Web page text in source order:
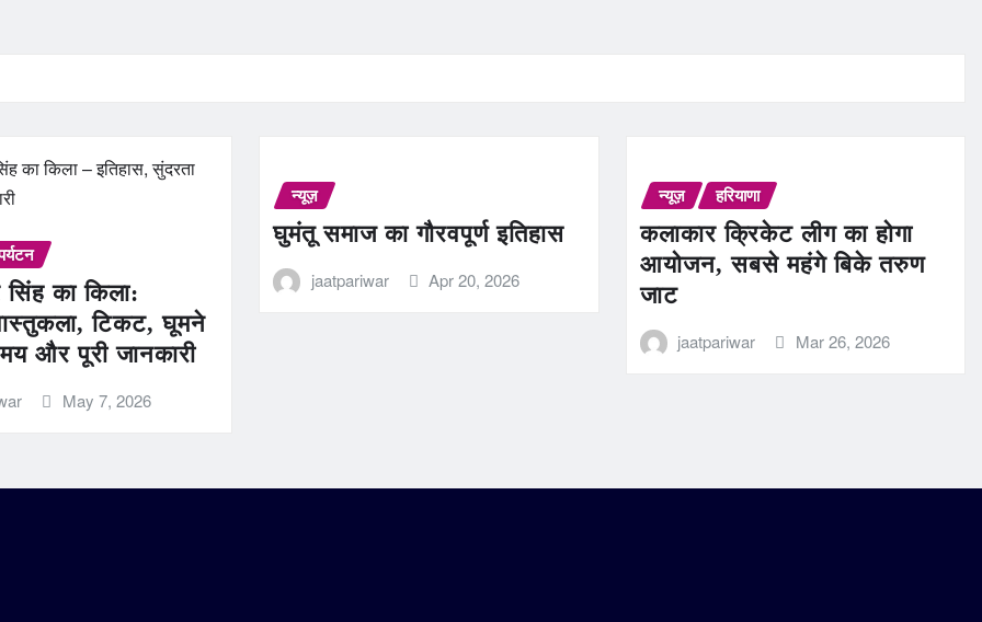
सिंह का किला:
टिकट, घूमने
और पूरी जानकारी
May 7, 2026
न्यूज़
घुमंतू समाज का गौरवपूर्ण इतिहास
jaatpariwar Apr 20, 2026
न्यूज़ हरियाणा
कलाकार क्रिकेट लीग का होगा
आयोजन, सबसे महंगे बिके तरुण
जाट
jaatpariwar Mar 26, 2026